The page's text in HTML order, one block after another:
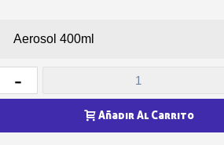
-
Añadir Al Carrito